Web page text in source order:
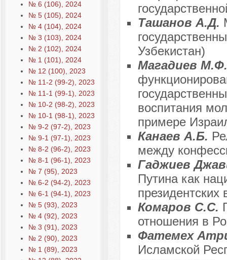
№ 6 (106), 2024
№ 5 (105), 2024
№ 4 (104), 2024
№ 3 (103), 2024
№ 2 (102), 2024
№ 1 (101), 2024
№ 12 (100), 2023
№ 11-2 (99-2), 2023
№ 11-1 (99-1), 2023
№ 10-2 (98-2), 2023
№ 10-1 (98-1), 2023
№ 9-2 (97-2), 2023
№ 9-1 (97-1), 2023
№ 8-2 (96-2), 2023
№ 8-1 (96-1), 2023
№ 7 (95), 2023
№ 6-2 (94-2), 2023
№ 6-1 (94-1), 2023
№ 5 (93), 2023
№ 4 (92), 2023
№ 3 (91), 2023
№ 2 (90), 2023
№ 1 (89), 2023
Ташанов А.Д.
Узбекистан)
Магадиев
воспитания
примере
Канаев А.Б.
между
Гаджиев
Путина как
президентских
Комаров С.С.
отношения в
Фатемех
Исламской